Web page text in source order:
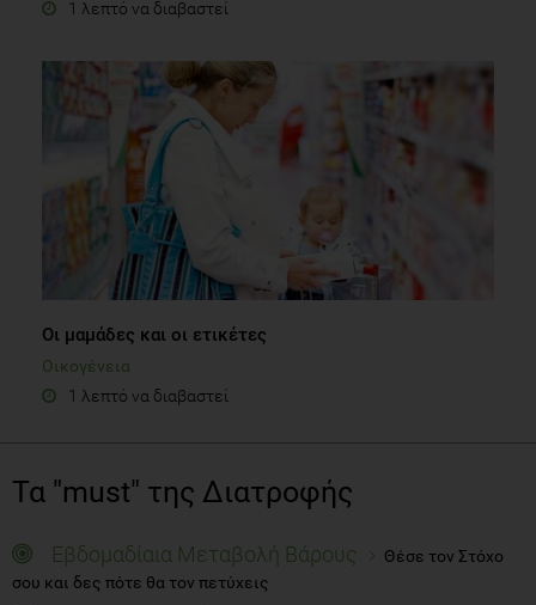
1 λεπτό να διαβαστεί
Οι μαμάδες και οι ετικέτες
Οικογένεια
1 λεπτό να διαβαστεί
Τα "must" της Διατροφής
Εβδομαδίαια Μεταβολή Βάρους
Θέσε τον Στόχο
σου και δες πότε θα τον πετύχεις